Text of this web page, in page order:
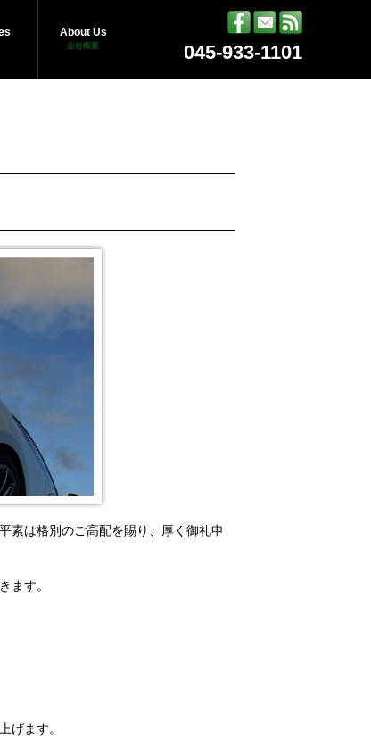
About Us
会社概要 045-933-1101
素は格別のご高配を賜り、厚く御礼申
ます。
げます。